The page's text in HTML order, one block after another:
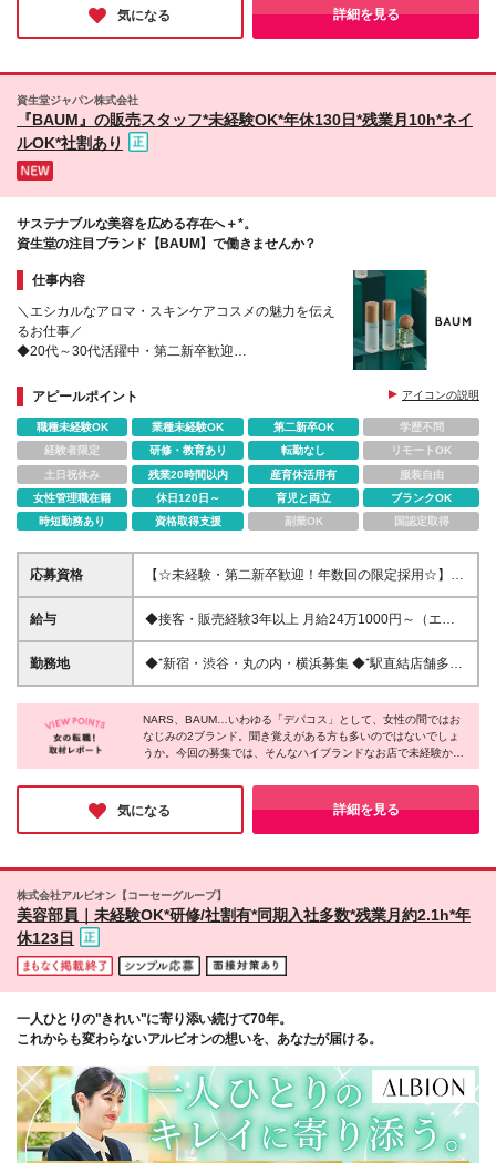
られる成長や喜びは格別でしょう。未経験者はもちろん、経験者
にとっても刺激ある環境が待っているはずです。
気になる 詳細を見る
資生堂ジャパン株式会社
『BAUM』の販売スタッフ*未経験OK*年休130日*残業月10h*ネイ
ルOK*社割あり
サステナブルな美容を広める存在へ＋*。
資生堂の注目ブランド【BAUM】で働きませんか？
仕事内容
＼エシカルなアロマ・スキンケアコスメの魅力を伝え
るお仕事／
◆20代～30代活躍中・第二新卒歓迎
◆女性社員多数活躍中／産育休の取得・復帰実績あり
◆清潔感のあるネイルOK
アピールポイント アイコンの説明
職種未経験OK 業種未経験OK 第二新卒OK
学歴不問
経験者限定
研修・教育あり 転勤なし
リモートOK
土日祝休み
残業20時間以内 産育休活用有
服装自由
女性管理職在籍
休日120日～ 育児と両立
ブランクOK
時短勤務あり
資格取得支援 副業OK 国認定取得
応募資格
【☆未経験・第二新卒歓迎！年数回の限定採用☆】
◆20代～30代活躍中 ◆高卒以上 ＊…こんなあなたに
オススメ…＊ ○コスメ・フレグランスが好きな方 ○オ
2026年1月より、ストアタレントを働きやすい環境を
整える為、 正社員採用へ移行しました。
給与
◆接客・販売経験3年以上 月給24万1000円～（エリ
ア手当含む）＋昇給年1回＋賞与年1回 ◆未経験者／
接客・販売経験3年未満 月給21万5000円～（エリア
ます ※試用期間3カ月（期間中の給与・雇用形態・そ
の他待遇に差異なし）
勤務地
◆⁺新宿・渋谷・丸の内・横浜募集 ◆⁺駅直結店舗多
数！ ◆⁺転勤なし 以下の店舗より、配属先を決定いた
します。 ■BAUM 伊勢丹新宿店本館地下２階ビューテ
ィーアポセカリー ■BAUM ルミネ新宿店 ■BAUM 新丸
ビル ■BAUM 渋谷スクランブルスクエア＋Ｑ（プラス
ク）ビューティー店 ■BAUM NEWoMan横浜店 （変更
の範囲）会社の定める範囲
NARS、BAUM…いわゆる「デパコス」として、女性の間ではお
なじみの2ブランド。聞き覚えがある方も多いのではないでしょ
うか。今回の募集では、そんなハイブランドなお店で未経験から
働くことができるんです。コスメ商品やお化粧が好き、という方
にはまさにピッタリ。美容部員として手に職つけるのはもちろ
ん、日常のスキンケアやメイクにも役立つ知識が身に付きます
よ。
気になる 詳細を見る
株式会社アルビオン【コーセーグループ】
美容部員｜未経験OK*研修/社割有*同期入社多数*残業月約2.1h*年
休123日
一人ひとりの"きれい"に寄り添い続けて70年。
これからも変わらないアルビオンの想いを、あなたが届ける。